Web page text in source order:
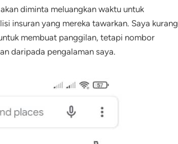
diminta meluangkan waktu untuk
insuran yang mereka tawarkan. Saya kurang
membuat panggilan, tetapi nombor
daripada pengalaman saya.